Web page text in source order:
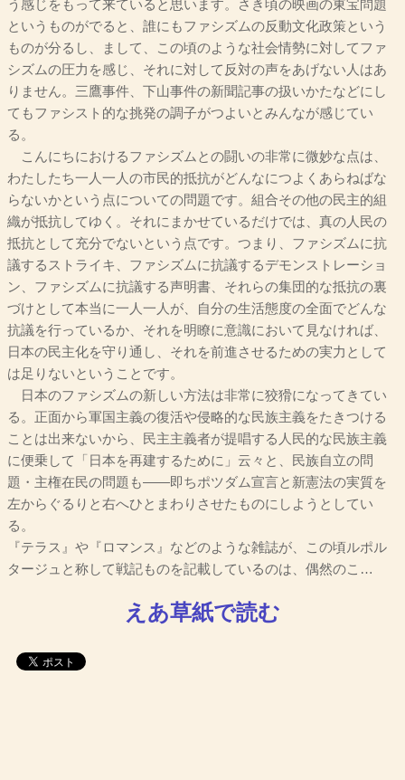
う感じをもって来ていると思います。さき頃の映画の東宝問題
というものがでると、誰にもファシズムの反動文化政策という
ものが分るし、まして、この頃のような社会情勢に対してファ
シズムの圧力を感じ、それに対して反対の声をあげない人はあ
りません。三鷹事件、下山事件の新聞記事の扱いかたなどにし
てもファシスト的な挑発の調子がつよいとみんなが感じてい
る。
こんにちにおけるファシズムとの闘いの非常に微妙な点は、
わたしたち一人一人の市民的抵抗がどんなにつよくあらねばな
らないかという点についての問題です。組合その他の民主的組
織が抵抗してゆく。それにまかせているだけでは、真の人民の
抵抗として充分でないという点です。つまり、ファシズムに抗
議するストライキ、ファシズムに抗議するデモンストレーショ
ン、ファシズムに抗議する声明書、それらの集団的な抵抗の裏
づけとして本当に一人一人が、自分の生活態度の全面でどんな
抗議を行っているか、それを明瞭に意識において見なければ、
日本の民主化を守り通し、それを前進させるための実力として
は足りないということです。
日本のファシズムの新しい方法は非常に狡猾になってきてい
る。正面から軍国主義の復活や侵略的な民族主義をたきつける
ことは出来ないから、民主主義者が提唱する人民的な民族主義
に便乗して「日本を再建するために」云々と、民族自立の問
題・主権在民の問題も――即ちポツダム宣言と新憲法の実質を
左からぐるりと右へひとまわりさせたものにしようとしてい
る。
『テラス』や『ロマンス』などのような雑誌が、この頃ルポル
タージュと称して戦記ものを記載しているのは、偶然のこ…
えあ草紙で読む